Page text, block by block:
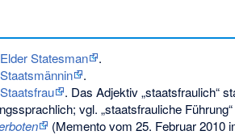
Elder Statesman
.
Staatsmännin
.
Staatsfrau . Das Adjektiv „staatsfraulich“
vgl. „staatsfrauliche Führung“
(Mementovom 25. Februar 2010